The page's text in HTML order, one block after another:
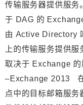
传输服务器提供服
于 DAG 的
由 Active Directory
上的传输服务提供
取决于 Exchange 的
–Exchange 2013
点中的目标邮箱服